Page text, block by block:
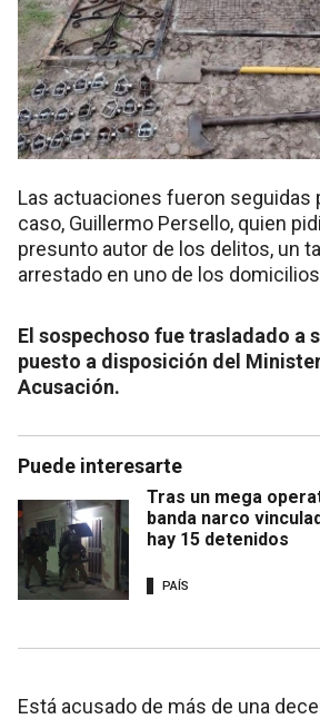
Las actuaciones fueron seguidas
caso, Guillermo Persello, quien
presunto autor de los delitos, un
arrestado en uno de los
El sospechoso fue trasladado a
puesto a disposición del
Acusación.
Puede interesarte
Tras un mega
banda narco
hay 15 detenidos
PAÍS
Está acusado de más de una